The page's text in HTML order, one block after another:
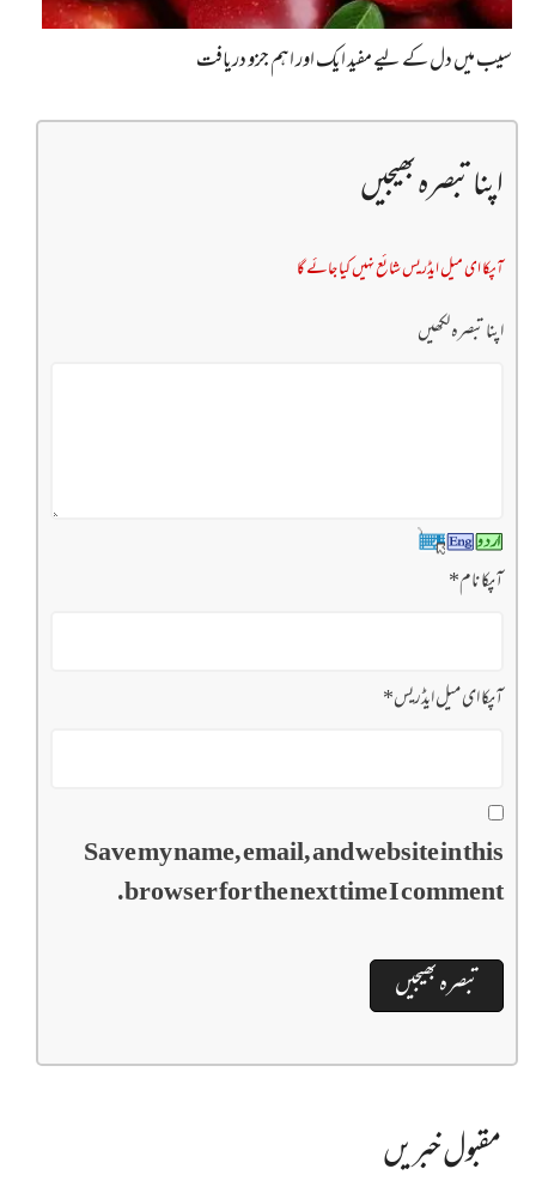
سیب میں دل کے لیے مفید ایک اور اہم جزو دریافت
اپنا تبصرہ بھیجیں
آپکا ای میل ایڈریس شائع نہیں کیا جائے گا
اپنا تبصرہ لکھیں
آپکا نام*
آپکا ای میل ایڈریس*
Save my name, email, and website in this
browser for the next time I comment.
مقبول خبریں